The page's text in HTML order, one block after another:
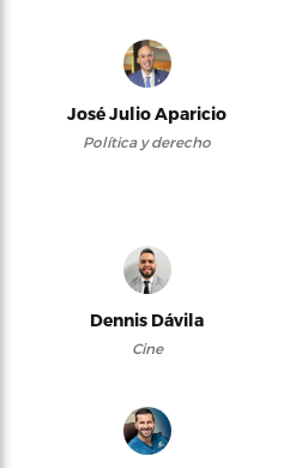
José Julio Aparicio
Política y derecho
Dennis Dávila
Cine